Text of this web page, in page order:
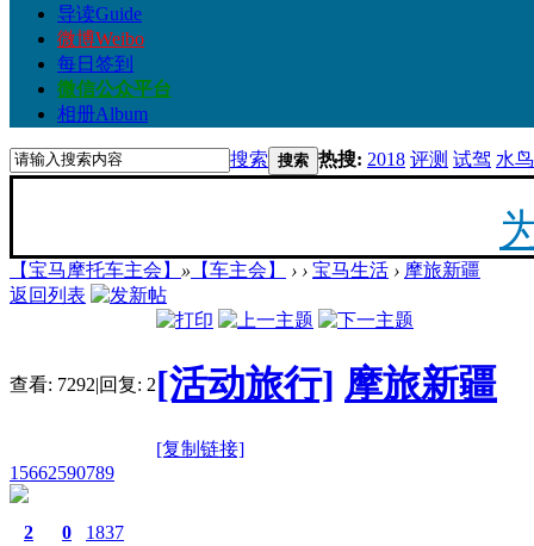
导读Guide
微博Weibo
每日签到
微信公众平台
相册Album
搜索 搜索 热搜: 2018 评测 试驾 水鸟
最新
【宝马摩托车主会】 » 【车主会】 › › 宝马生活 › 摩旅新疆
返回列表
查看: 7292|回复: 2[活动旅行] 摩旅新疆
[复制链接]
15662590789
2 0 1837